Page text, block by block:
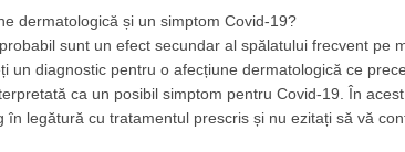
dermatologică și un simptom Covid-19?
sunt un efect secundar al spălatului frecvent pe
un diagnostic pentru o afecțiune dermatologică ce
ca un posibil simptom pentru Covid-19. În
în legătură cu tratamentul prescris și nu ezitați să vă